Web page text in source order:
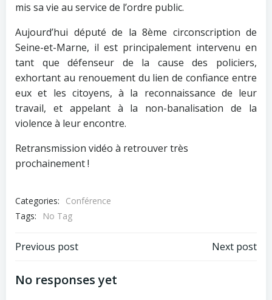
mis sa vie au service de l’ordre public.
Aujourd’hui député de la 8ème circonscription de
Seine-et-Marne, il est principalement intervenu en
tant que défenseur de la cause des policiers,
exhortant au renouement du lien de confiance entre
eux et les citoyens, à la reconnaissance de leur
travail, et appelant à la non-banalisation de la
violence à leur encontre.
Retransmission vidéo à retrouver très
prochainement !
Categories:
Conférence
Tags:
No Tag
Post
navigation
Previous post Next post
No responses yet